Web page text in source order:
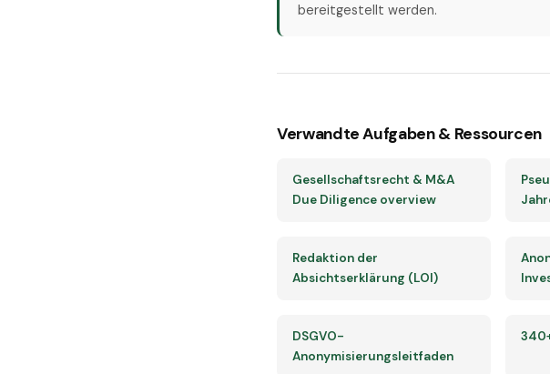
bereitgestellt werden.
Verwandte Aufgaben & Ressourcen
Gesellschaftsrecht & M&A
Due Diligence overview
Redaktion der
Absichtserklärung (LOI)
DSGVO-
Anonymisierungsleitfaden